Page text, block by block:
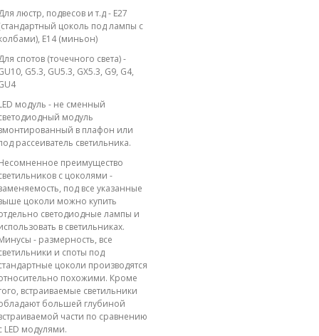
люстр, подвесов и т.д - E27
цоколь под лампы с
E14 (миньон)
спотов (точечного света) -
G5.3, GU5.3, GX5.3, G9, G4,
модуль - не сменный
модуль
в плафон или
рассеиватель светильника.
преимущество
с цоколями -
под все указанные
цоколи можно купить
светодиодные лампы и
в светильниках.
- размерность, все
и споты под
цоколи производятся
похожими. Кроме
встраиваемые светильники
большей глубиной
части по сравнению
LED модулями.